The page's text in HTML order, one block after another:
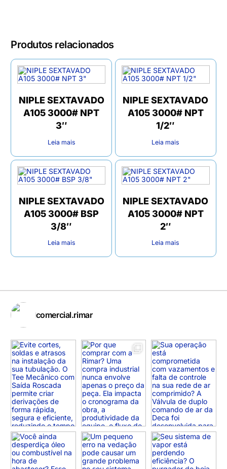
Produtos relacionados
NIPLE SEXTAVADO
A105 3000# NPT
3″
Leia mais
NIPLE SEXTAVADO
A105 3000# NPT
1/2″
Leia mais
NIPLE SEXTAVADO
A105 3000# BSP
3/8″
Leia mais
NIPLE SEXTAVADO
A105 3000# NPT
2″
Leia mais
comercial.rimar